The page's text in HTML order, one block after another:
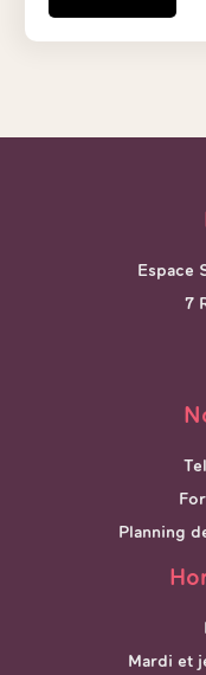
Espace
7
Planning
Mardi et